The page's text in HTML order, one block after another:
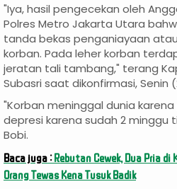
"Iya, hasil pengecekan oleh
Polres Metro Jakarta Utara
tanda bekas penganiayaan
korban. Pada leher korban
jeratan tali tambang," terang
Subasri saat dikonfirmasi, Senin
"Korban meninggal dunia
depresi karena sudah 2 minggu
Bobi.
Baca juga :Rebutan Cewek, Dua Pria
Orang Tewas Kena Tusuk Badik